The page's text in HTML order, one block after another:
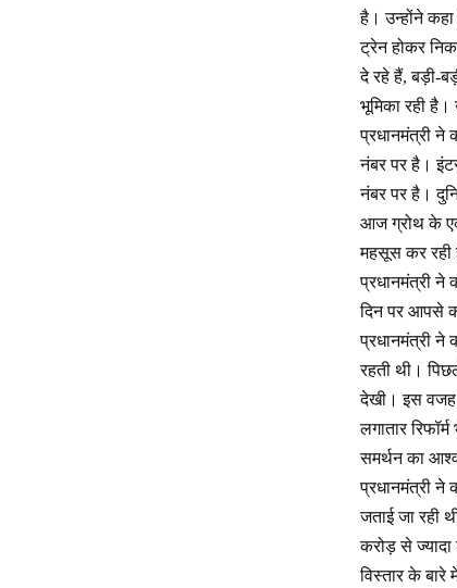
है। उन्होंने
ट्रेन होकर
दे रहे हैं, बड़ी-
भूमिका रही
प्रधानमंत्री ने
नंबर पर है।
नंबर पर है।
आज ग्रोथ के
महसूस कर रही
प्रधानमंत्री ने
दिन पर आपसे
प्रधानमंत्री ने
रहती थी।
देखी। इस वजह
लगातार
समर्थन का
प्रधानमंत्री ने
जताई जा रही
करोड़ से
विस्तार के बारे